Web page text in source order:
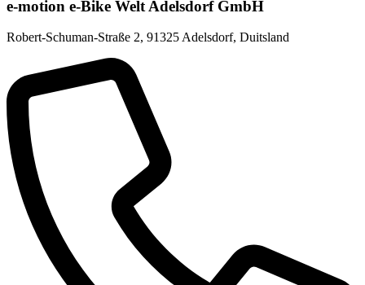
e-motion e-Bike Welt Adelsdorf GmbH
Robert-Schuman-Straße 2, 91325 Adelsdorf, Duitsland